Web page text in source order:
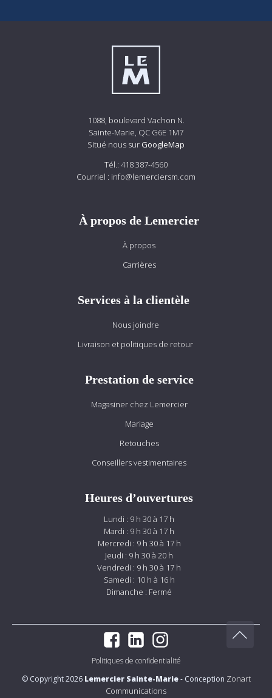
1088, boulevard Vachon N.
Sainte-Marie, QC G6E 1M7
Situé nous sur GoogleMap
Tél.: 418 387-4560
Courriel : info@lemerciersm.com
À propos de Lemercier
À propos
Carrières
Services à la clientèle
Nous joindre
Livraison et politiques de retour
Prestation de service
Magasiner chez Lemercier
Mariage
Retouches
Conseillers vestimentaires
Heures d’ouvertures
Lundi : 9 h 30 à 17 h
Mardi : 9 h 30 à 17 h
Mercredi : 9 h 30 à 17 h
Jeudi : 9 h 30 à 20 h
Vendredi : 9 h 30 à 17 h
Samedi : 10 h à 16 h
Dimanche : Fermé
© Copyright 2026 Lemercier Sainte-Marie- Conception Zonart
Communications
Politiques de confidentialité